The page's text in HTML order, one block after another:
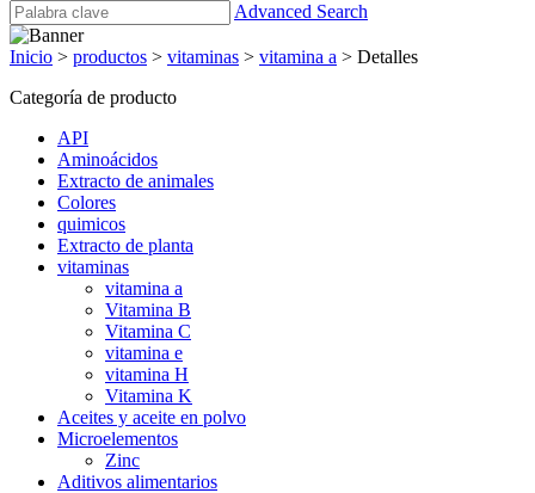
Advanced Search
Inicio > productos > vitaminas > vitamina a > Detalles
Categoría de producto
API
Aminoácidos
Extracto de animales
Colores
quimicos
Extracto de planta
vitaminas
vitamina a
Vitamina B
Vitamina C
vitamina e
vitamina H
Vitamina K
Aceites y aceite en polvo
Microelementos
Zinc
Aditivos alimentarios